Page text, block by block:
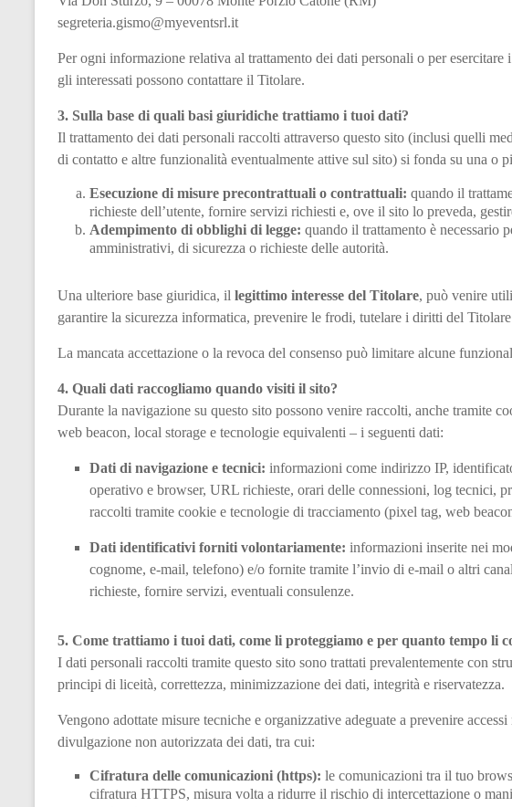
segreteria.gismo@myeventsrl.it
Per ogni informazione relativa al trattamento dei dati personali o per
gli interessati possono contattare il Titolare.
3. Sulla base di quali basi giuridiche trattiamo i tuoi dati?
Il trattamento dei dati personali raccolti attraverso questo sito (inclusi quelli
di contatto e altre funzionalità eventualmente attive sul sito) si fonda su una o
Esecuzione di misure precontrattuali o contrattuali: quando il
richieste dell’utente, fornire servizi richiesti e, ove il sito lo preveda,
Adempimento di obblighi di legge: quando il trattamento è necessario
amministrativi, di sicurezza o richieste delle autorità.
Una ulteriore base giuridica, il legittimo interesse del Titolare, può venire
garantire la sicurezza informatica, prevenire le frodi, tutelare i diritti del
La mancata accettazione o la revoca del consenso può limitare alcune
4. Quali dati raccogliamo quando visiti il sito?
Durante la navigazione su questo sito possono venire raccolti, anche tramite
web beacon, local storage e tecnologie equivalenti – i seguenti dati:
Dati di navigazione e tecnici: informazioni come indirizzo IP,
operativo e browser, URL richieste, orari delle connessioni, log tecnici,
raccolti tramite cookie e tecnologie di tracciamento (pixel tag, web
Dati identificativi forniti volontariamente: informazioni inserite nei
cognome, e-mail, telefono) e/o fornite tramite l’invio di e-mail o altri
richieste, fornire servizi, eventuali consulenze.
5. Come trattiamo i tuoi dati, come li proteggiamo e per quanto tempo li
I dati personali raccolti tramite questo sito sono trattati prevalentemente con
principi di liceità, correttezza, minimizzazione dei dati, integrità e riservatezza.
Vengono adottate misure tecniche e organizzative adeguate a prevenire
divulgazione non autorizzata dei dati, tra cui:
Cifratura delle comunicazioni (https): le comunicazioni tra il tuo
cifratura HTTPS, misura volta a ridurre il rischio di intercettazione o